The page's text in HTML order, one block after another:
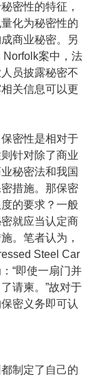
密性的特征，
化为秘密性的
商业秘密。另
Norfolk案中，法
员披露秘密不
关信息可以更
密性是相对于
针对除了商业
秘密法和我国
措施。那保密
的要求？一般
就应当认定商
。笔者认为，
Steel Car
“即使一扇门并
请柬。”故对于
密义务即可认
制定了自己的